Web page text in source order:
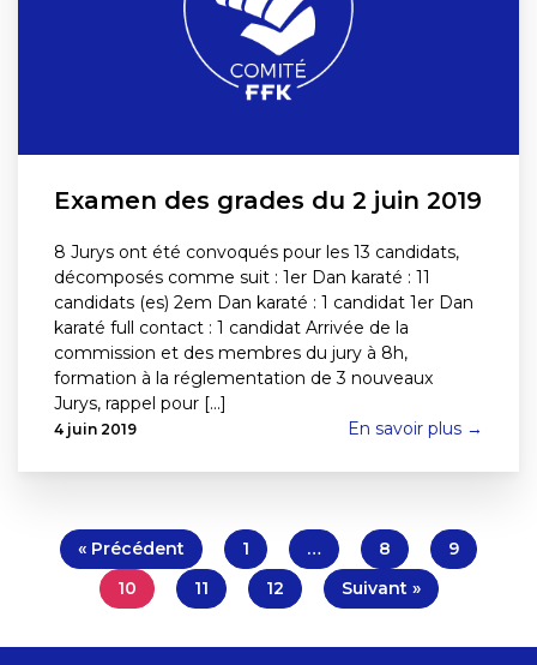
Examen des grades du 2 juin 2019
8 Jurys ont été convoqués pour les 13 candidats,
décomposés comme suit : 1er Dan karaté : 11
candidats (es) 2em Dan karaté : 1 candidat 1er Dan
karaté full contact : 1 candidat Arrivée de la
commission et des membres du jury à 8h,
formation à la réglementation de 3 nouveaux
Jurys, rappel pour [...]
4 juin 2019 En savoir plus →
« Précédent 1 … 8
9
10
11 12 Suivant »